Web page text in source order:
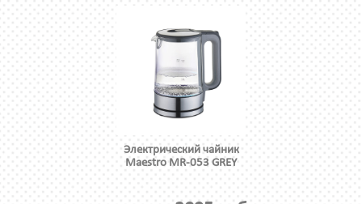
Электрический чайник
Maestro MR-053 GREY